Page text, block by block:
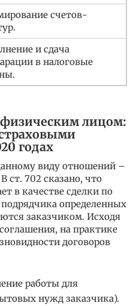
счетов-
и сдача
в налоговые
физическим лицом:
годах
виду отношений –
ст. 702 сказано, что
в качестве сделки по
определенных
заказчиком. Исходя
на практике
договоров
работы для
нужд заказчика).